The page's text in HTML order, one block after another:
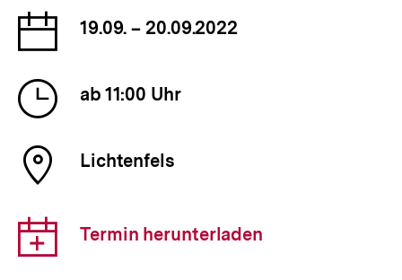
Datum
der
Veranstaltung
19.09. – 20.09.2022
Uhrzeit
der
Veranstaltung
ab 11:00 Uhr
Ort
der
Lichtenfels
Download-
Link:
Termin herunterladen